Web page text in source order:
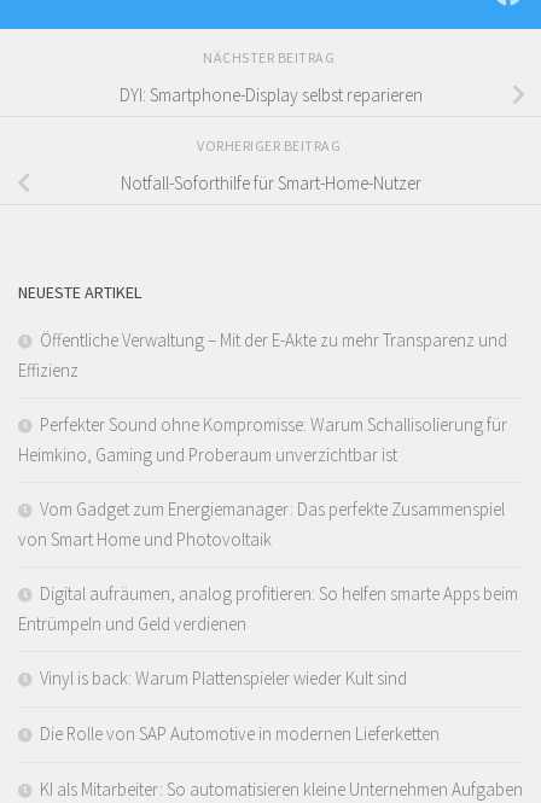
NÄCHSTER BEITRAG
DYI: Smartphone-Display selbst reparieren
VORHERIGER BEITRAG
Notfall-Soforthilfe für Smart-Home-Nutzer
NEUESTE ARTIKEL
Öffentliche Verwaltung – Mit der E-Akte zu mehr Transparenz und
Effizienz
Perfekter Sound ohne Kompromisse: Warum Schallisolierung für
Heimkino, Gaming und Proberaum unverzichtbar ist
Vom Gadget zum Energiemanager: Das perfekte Zusammenspiel
von Smart Home und Photovoltaik
Digital aufräumen, analog profitieren: So helfen smarte Apps beim
Entrümpeln und Geld verdienen
Vinyl is back: Warum Plattenspieler wieder Kult sind
Die Rolle von SAP Automotive in modernen Lieferketten
KI als Mitarbeiter: So automatisieren kleine Unternehmen Aufgaben